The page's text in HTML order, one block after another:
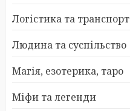
Логістика та транспорт
Людина та суспільство
Магія, езотерика, таро
Міфи та легенди